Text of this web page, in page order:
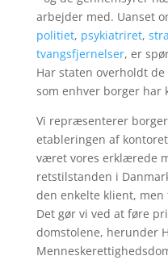
arbejder med. Uanset
politiet, psykiatriret,
tvangsfjernelser, er
Har staten overholdt
som enhver borger har
Vi repræsenterer
etableringen af
været vores erklærede
retstilstanden i
den enkelte klient,
Det gør vi ved at føre
domstolene, herunder